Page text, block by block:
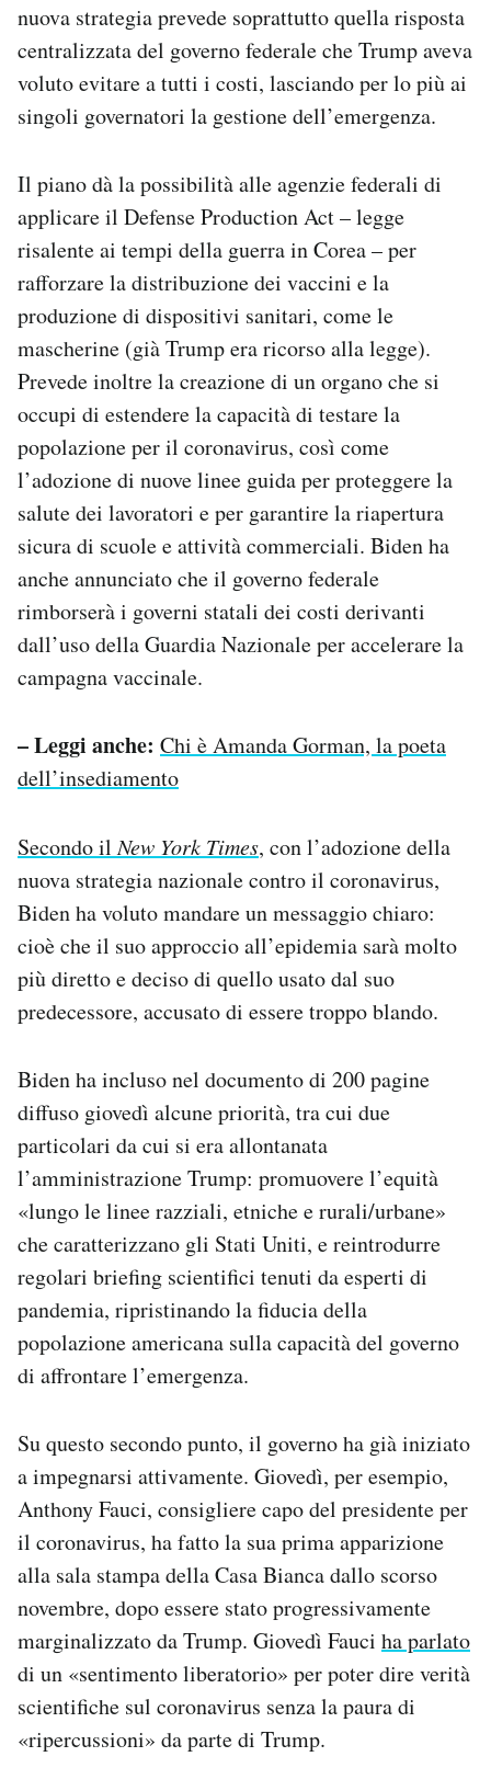
nuova strategia prevede soprattutto quella risposta
centralizzata del governo federale che Trump aveva
voluto evitare a tutti i costi, lasciando per lo più ai
singoli governatori la gestione dell’emergenza.
Il piano dà la possibilità alle agenzie federali di
applicare il Defense Production Act – legge
risalente ai tempi della guerra in Corea – per
rafforzare la distribuzione dei vaccini e la
produzione di dispositivi sanitari, come le
mascherine (già Trump era ricorso alla legge).
Prevede inoltre la creazione di un organo che si
occupi di estendere la capacità di testare la
popolazione per il coronavirus, così come
l’adozione di nuove linee guida per proteggere la
salute dei lavoratori e per garantire la riapertura
sicura di scuole e attività commerciali. Biden ha
anche annunciato che il governo federale
rimborserà i governi statali dei costi derivanti
dall’uso della Guardia Nazionale per accelerare la
campagna vaccinale.
– Leggi anche: Chi è Amanda Gorman, la poeta
dell’insediamento
Secondo ilNew York Times, con l’adozione della
nuova strategia nazionale contro il coronavirus,
Biden ha voluto mandare un messaggio chiaro:
cioè che il suo approccio all’epidemia sarà molto
più diretto e deciso di quello usato dal suo
predecessore, accusato di essere troppo blando.
Biden ha incluso nel documento di 200 pagine
diffuso giovedì alcune priorità, tra cui due
particolari da cui si era allontanata
l’amministrazione Trump: promuovere l’equità
«lungo le linee razziali, etniche e rurali/urbane»
che caratterizzano gli Stati Uniti, e reintrodurre
regolari briefing scientifici tenuti da esperti di
pandemia, ripristinando la fiducia della
popolazione americana sulla capacità del governo
di affrontare l’emergenza.
Su questo secondo punto, il governo ha già iniziato
a impegnarsi attivamente. Giovedì, per esempio,
Anthony Fauci, consigliere capo del presidente per
il coronavirus, ha fatto la sua prima apparizione
alla sala stampa della Casa Bianca dallo scorso
novembre, dopo essere stato progressivamente
marginalizzato da Trump. Giovedì Fauci ha parlato
di un «sentimento liberatorio» per poter dire verità
scientifiche sul coronavirus senza la paura di
«ripercussioni» da parte di Trump.